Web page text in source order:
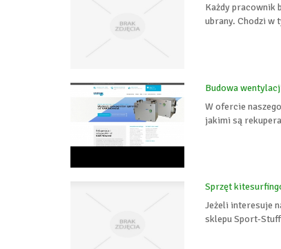
Każdy pracownik
ubrany. Chodzi w
Budowa
W ofercie
jakimi są
Sprzęt
Jeżeli interesuje
sklepu Sport-